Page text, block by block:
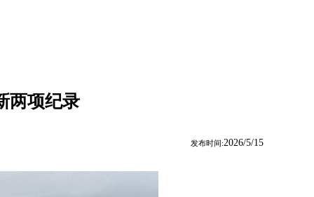
两项纪录
发布时间:2026/5/15